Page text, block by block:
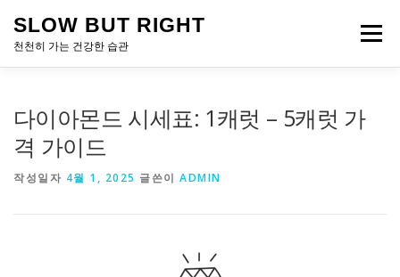
SLOW BUT RIGHT
천천히 가는 건강한 습관
메뉴
다이아몬드 시세표: 1캐럿 – 5캐럿 가
격 가이드
작성일자 4월 1, 2025 글쓴이 ADMIN